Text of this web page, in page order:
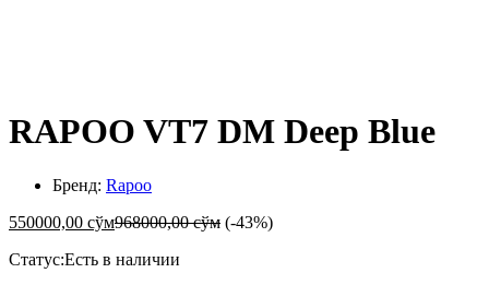
RAPOO VT7 DM Deep Blue
Бренд: Rapoo
550000,00 сўм968000,00сўм (-43%)
Статус:Есть в наличии